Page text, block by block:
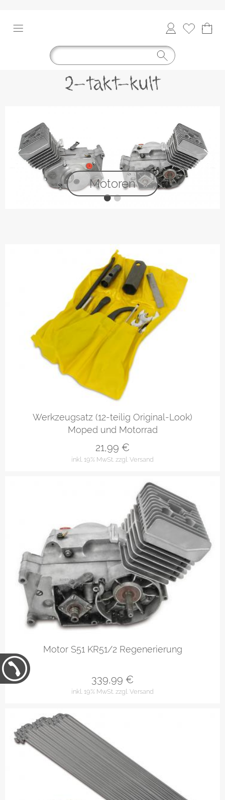
••
Motoren
Werkzeugsatz (12-teilig Original-Look)
Moped und Motorrad
inkl. 19% MwSt. zzgl. Versand
21,99 €
Motor S51 KR51/2 Regenerierung
inkl. 19% MwSt. zzgl. Versand
339,99 €